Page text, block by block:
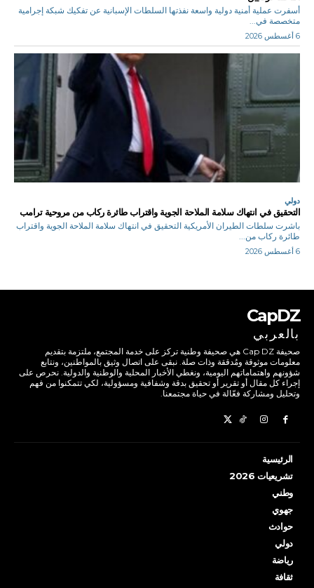
أسفرت عملية أمنية دولية واسعة نفذتها السلطات الإسبانية عن تفكيك شبكة إجرامية
متخصصة في...
6 أغسطس 2026
دولي
التحقيق في انتهاك سلامة الملاحة الجوية واقتراب طائرة ركاب من مروحية ترامب
باشرت سلطات الطيران الأمريكية التحقيق في انتهاك سلامة الملاحة الجوية واقتراب
طائرة ركاب من...
6 أغسطس 2026
CapDZ
بالعربي
صحيفة Cap DZ هي صحيفة وطنية تركز على خدمة المجتمع، ملتزمة بتقديم
معلومات موثوقة ومُدققة وذات صلة. نبقى على اتصال وثيق بالمواطنين، ونتابع
شؤونهم واهتماماتهم اليومية، ونغطي الأخبار المحلية والوطنية والدولية. نحرص على
إجراء كل مقال أو تقرير أو تحقيق بدقة وشفافية ومسؤولية، لكي تتمكنوا من فهم
وتحليل ومشاركة فعّالة في حياة مجتمعنا.
الرئيسية
تشريعيات 2026
وطني
جهوي
حوادث
دولي
رياضة
ثقافة